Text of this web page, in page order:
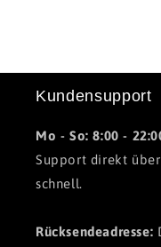
Kundensupport
Mo - So: 8:00 -
Support direkt
schnell.
Rücksendeadresse: